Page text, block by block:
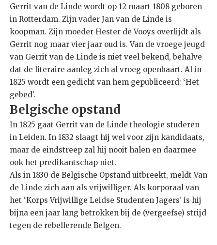
Gerrit van de Linde wordt op 12 maart 1808 geboren
in Rotterdam. Zijn vader Jan van de Linde is
koopman. Zijn moeder Hester de Vooys overlijdt als
Gerrit nog maar vier jaar oud is. Van de vroege jeugd
van Gerrit van de Linde is niet veel bekend, behalve
dat de literaire aanleg zich al vroeg openbaart. Al in
1825 wordt een gedicht van hem gepubliceerd: ‘Het
gebed’.
Belgische opstand
In 1825 gaat Gerrit van de Linde theologie studeren
in Leiden. In 1832 slaagt hij wel voor zijn kandidaats,
maar de eindstreep zal hij nooit halen en daarmee
ook het predikantschap niet.
Als in 1830 de Belgische Opstand uitbreekt, meldt Van
de Linde zich aan als vrijwilliger. Als korporaal van
het ‘Korps Vrijwillige Leidse Studenten Jagers’ is hij
bijna een jaar lang betrokken bij de (vergeefse) strijd
tegen de rebellerende Belgen.